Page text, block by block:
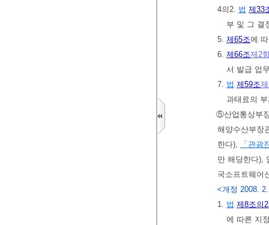
4의2. 법 제33
부 및 그 결
5. 제65조에
6. 제66조제2
서 발급 업
7. 법 제59조
과태료의
⑤산업통상부
해양수산부장
한다),
「관광
만 해당한다),
국소프트웨어
<개정 2008.
1. 법 제8조의2
에 따른 지